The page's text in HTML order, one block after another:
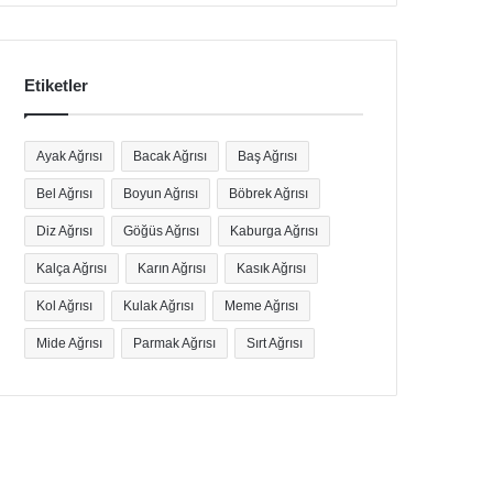
Etiketler
Ayak Ağrısı Bacak Ağrısı Baş Ağrısı
Bel Ağrısı Boyun Ağrısı Böbrek Ağrısı
Diz Ağrısı Göğüs Ağrısı Kaburga Ağrısı
Kalça Ağrısı Karın Ağrısı Kasık Ağrısı
Kol Ağrısı Kulak Ağrısı Meme Ağrısı
Mide Ağrısı Parmak Ağrısı Sırt Ağrısı